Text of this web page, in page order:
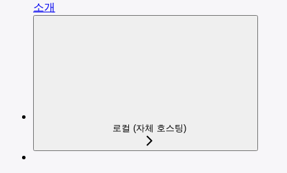
소개
로컬 (자체 호스팅)